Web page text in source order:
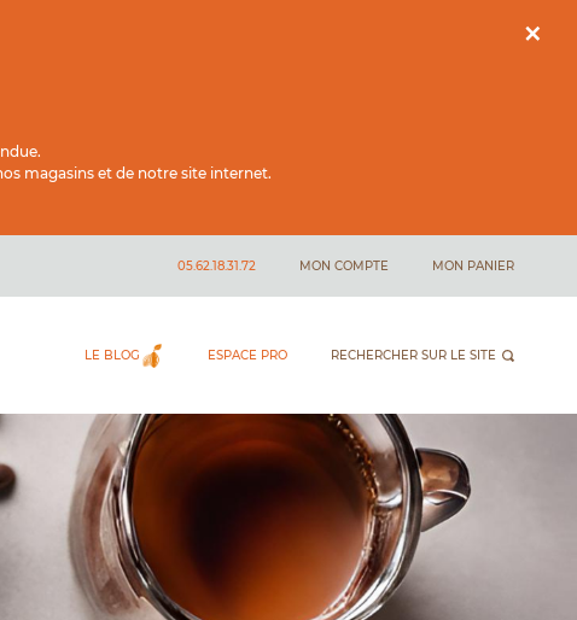
magasins et de notre site internet.
×
05.62.18.31.72 MON COMPTE MON PANIER
LE BLOG ESPACE PRO RECHERCHER SUR LE SITE